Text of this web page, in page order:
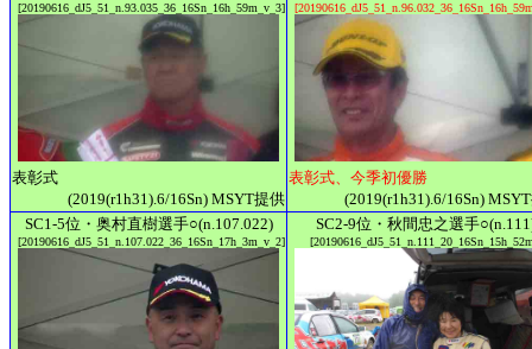
[20190616_dJ5_51_n.93.035_36_16Sn_16h_59m_v_3]
表彰式
(2019(r1h31).6/16Sn) MSYT提供
表彰式、今季初優勝
(2019(r1h31).6/16Sn)
SC1-5位・奥村直樹選手○(n.107.022)
[20190616_dJ5_51_n.107.022_36_16Sn_17h_3m_v_2]
SC2-9位・秋間忠之選手